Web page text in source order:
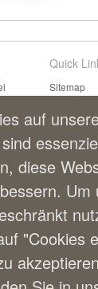
Quick
Sitemap
Erweiterte
auf
diese
Um
"Cookies